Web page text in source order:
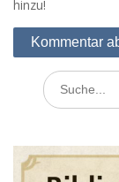
hinzu!
Search
for: